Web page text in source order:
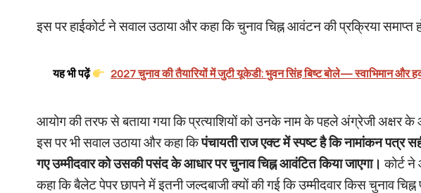
इस पर हाईकोर्ट ने सवाल उठाया और कहा कि चुनाव चिह्न आवंटन की प्रक्रिया
यह भी पढ़ें 2027 चुनाव की तैयारियों में जुटी यूकेडी: भुवन सिंह बिष्ट बोले— स्वाभिमान और
आयोग की तरफ से बताया गया कि प्रत्याशियों को उनके नाम के पहले अंग्रेजी अक्षर के
इस पर भी सवाल उठाया और कहा किपंचायती राज एक्ट में स्पष्ट है कि नामांकन पत्र
गए उम्मीदवार को उसकी पसंद के आधार पर चुनाव चिह्न आवंटित किया जाएगा। कोर्ट
कहा कि बैलेट पेपर छापने में इतनी जल्दबाजी क्यों की गई कि उम्मीदवार किस चुनाव